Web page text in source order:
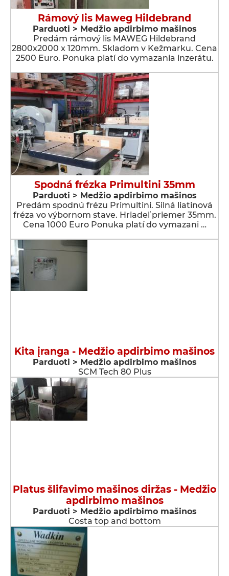
Rámový lis Maweg Hildebrand
Parduoti > Medžio apdirbimo mašinos
Predám rámový lis MAWEG Hildebrand
2800x2000 x 120mm. Skladom v Kežmarku. Cena
2500 Euro. Ponuka platí do vymazania inzerátu.
Spodná frézka Primultini 35mm
Parduoti > Medžio apdirbimo mašinos
Predám spodnú frézu Primultini. Silná liatinová
fréza vo výbornom stave. Hriadeľ priemer 35mm.
Cena 1000 Euro Ponuka platí do vymazani …
Kita įranga - Medžio apdirbimo mašinos
Parduoti > Medžio apdirbimo mašinos
SCM Tech 80 Plus
Platus šlifavimo mašinos diržas - Medžio
apdirbimo mašinos
Parduoti > Medžio apdirbimo mašinos
Costa top and bottom